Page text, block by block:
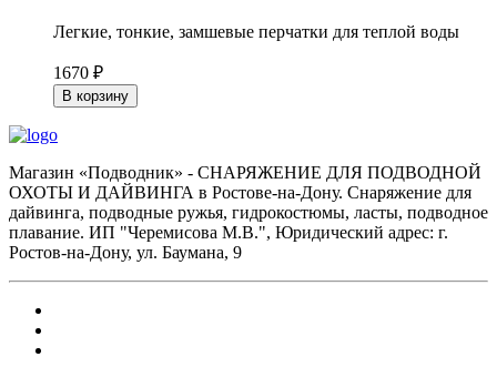
Легкие, тонкие, замшевые перчатки для теплой воды
1670 ₽
В корзину
Магазин «Подводник» - СНАРЯЖЕНИЕ ДЛЯ ПОДВОДНОЙ
ОХОТЫ И ДАЙВИНГА в Ростове-на-Дону. Снаряжение для
дайвинга, подводные ружья, гидрокостюмы, ласты, подводное
плавание. ИП "Черемисова М.В.", Юридический адрес: г.
Ростов-на-Дону, ул. Баумана, 9